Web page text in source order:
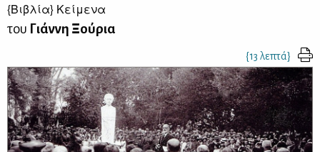
{Βιβλία} Κείμενα
του Γιάννη Ξούρια
{13 λεπτά}